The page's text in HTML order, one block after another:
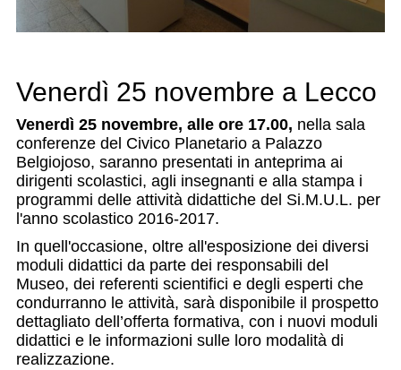
Venerdì 25 novembre a Lecco
Venerdì 25 novembre, alle ore 17.00, nella sala
conferenze del Civico Planetario a Palazzo
Belgiojoso, saranno presentati in anteprima ai
dirigenti scolastici, agli insegnanti e alla stampa i
programmi delle attività didattiche del Si.M.U.L. per
l'anno scolastico 2016-2017.
In quell'occasione, oltre all'esposizione dei diversi
moduli didattici da parte dei responsabili del
Museo, dei referenti scientifici e degli esperti che
condurranno le attività, sarà disponibile il prospetto
dettagliato dell’offerta formativa, con i nuovi moduli
didattici e le informazioni sulle loro modalità di
realizzazione.